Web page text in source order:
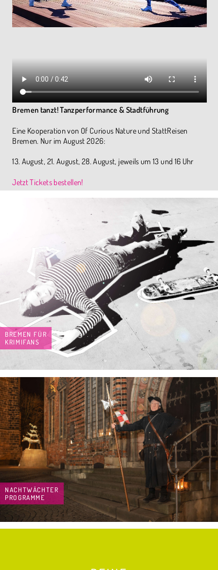
Bremen tanzt! Tanzperformance & Stadtführung
Eine Kooperation von Of Curious Nature und StattReisen
Bremen. Nur im August 2026:
13. August, 21. August, 28. August, jeweils um 13 und 16 Uhr
Jetzt Tickets bestellen!
BREMEN FÜR
KRIMIFANS
NACHTWÄCHTER
PROGRAMME